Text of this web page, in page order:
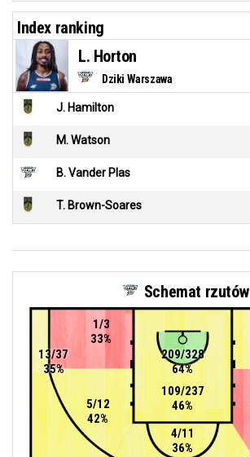
Index ranking
Dziki Warszawa
L. Horton
J. Hamilton
M. Watson
B. Vander Plas
T. Brown-Soares
Schemat rzutów
109/237
46%
209/328
64%
13/37
35%
4/11
36%
1/3
33%
5/12
42%